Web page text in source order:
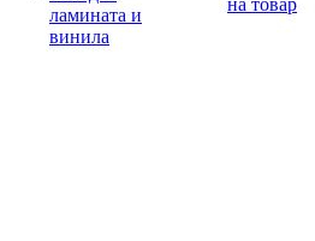
ламината и
винила
на товар